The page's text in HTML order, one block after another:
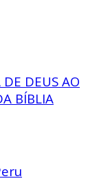
DEUS AO
BÍBLIA